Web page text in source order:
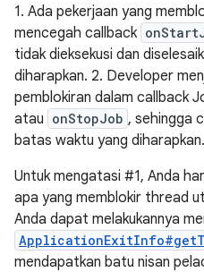
1. Ada pekerjaan yang
mencegah callback
tidak dieksekusi dan
diharapkan. 2. Developer
pemblokiran dalam callback
atau onStopJob , sehingga
batas waktu yang diharapkan.
Untuk mengatasi #1, Anda
apa yang memblokir thread
Anda dapat melakukannya
mendapatkan batu nisan